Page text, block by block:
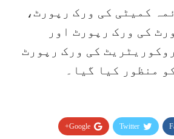
کمیٹی کی ورک رپورٹ،
کی ورک رپورٹ اور
کی ورک رپورٹ
منظور کیا گیا۔
Twitter
Google+